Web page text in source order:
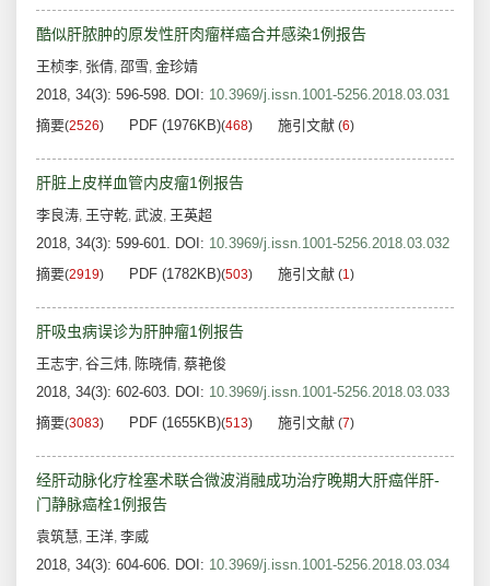
酷似肝脓肿的原发性肝肉瘤样癌合并感染1例报告
王桢李, 张倩, 邵雪, 金珍婧
2018, 34(3): 596-598. DOI: 10.3969/j.issn.1001-5256.2018.03.031
摘要(2526) PDF (1976KB)(468) 施引文献 (6)
肝脏上皮样血管内皮瘤1例报告
李良涛, 王守乾, 武波, 王英超
2018, 34(3): 599-601. DOI: 10.3969/j.issn.1001-5256.2018.03.032
摘要(2919) PDF (1782KB)(503) 施引文献 (1)
肝吸虫病误诊为肝肿瘤1例报告
王志宇, 谷三炜, 陈晓倩, 蔡艳俊
2018, 34(3): 602-603. DOI: 10.3969/j.issn.1001-5256.2018.03.033
摘要(3083) PDF (1655KB)(513) 施引文献 (7)
经肝动脉化疗栓塞术联合微波消融成功治疗晚期大肝癌伴肝-
门静脉癌栓1例报告
袁筑慧, 王洋, 李威
2018, 34(3): 604-606. DOI: 10.3969/j.issn.1001-5256.2018.03.034